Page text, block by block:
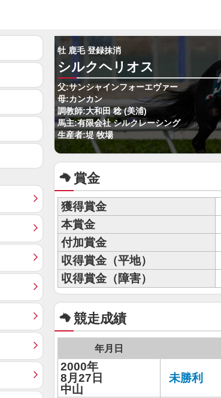
牡 鹿毛 登録抹消
シルクヘリオス
父:サンシャインフォーエヴァー
母:カンカン
調教師:大和田 稔 (美浦)
馬主:有限会社 シルクレーシング
生産者:堤 牧場
賞金
獲得賞金
本賞金
付加賞金
収得賞金（平地）
収得賞金（障害）
競走成績
年月日
2000年
8月27日
中山
未勝利